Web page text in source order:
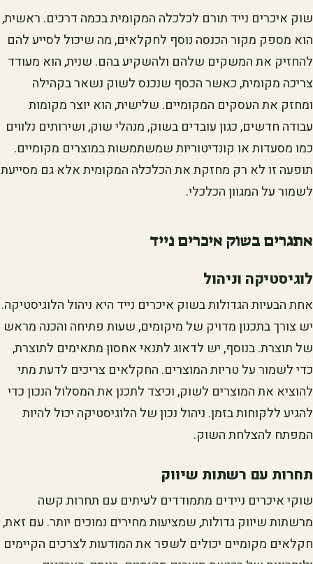
שוק איכרים נייד תורם לכלכלה המקומית בכמה דרכים. ראשית,
הוא מספק מקור הכנסה נוסף לחקלאים, מה שיכול לסייע להם
להחזיק את המשקים שלהם ולהשקיע בהם. שנית, הוא מעודד
צריכה מקומית, כאשר הכסף שנכנס לשוק נשאר בקהילה
ומחזק את העסקים המקומיים. שלישית, הוא יוצר מקומות
עבודה חדשים, כגון עובדים בשוק, מנהלי שוק, ושירותים נלווים
כמו מסעדות או קונדיטוריות שמשתמשות במוצרים מקומיים.
תופעה זו לא רק מחזקת את הכלכלה המקומית אלא גם מסייעת
לשמור על המגוון הכלכלי.
אתגרים בשוק איכרים נייד
לוגיסטיקה וניהול
אחת הבעיות הגדולות בשוק איכרים נייד היא ניהול הלוגיסטיקה.
יש צורך בתכנון מדויק של מיקומים, שעות פתיחה והכנה מראש
של תוצרת. בנוסף, יש לדאוג לתנאי אחסון מתאימים לתוצרת,
כדי לשמור על טריות המוצרים. החקלאים צריכים לדעת מתי
להוציא את המוצרים לשוק, וכיצד לתכנן את המסלול הנכון כדי
להגיע ללקוחות בזמן. ניהול נכון של הלוגיסטיקה יכול להיות
המפתח להצלחת השוק.
תחרות עם רשתות שיווק
שוקי איכרים ניידים מתמודדים לעיתים עם תחרות קשה
מרשתות שיווק גדולות, שמציעות מחירים נמוכים יותר. עם זאת,
חקלאים מקומיים יכולים לשפר את המודעות לצרכים הקיימים